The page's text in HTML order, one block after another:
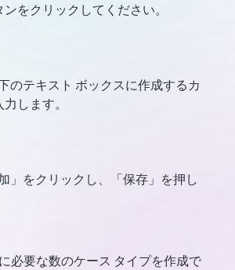
をクリックしてください。
のテキスト ボックスに作成するカ
します。
」をクリックし、「保存」を押し
必要な数のケース タイプを作成で